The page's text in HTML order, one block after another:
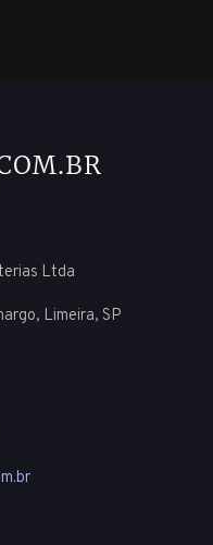
Ltda
Limeira, SP